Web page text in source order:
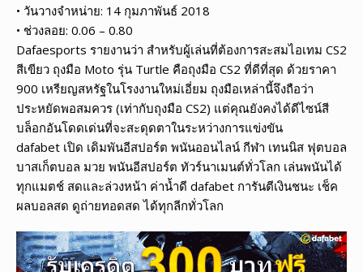
• วันวางจำหน่าย: 14 กุมภาพันธ์ 2018
• ช่วงลอย: 0.06 – 0.80
Dafaesports รายงานว่า สำหรับผู้เล่นที่ต้องการสะสมไอเทม CS2
สีเขียว ถุงมือ Moto รุ่น Turtle คือถุงมือ CS2 ที่ดีที่สุด ด้วยราคา
900 เหรียญสหรัฐในโรงงานใหม่เอี่ยม ถุงมือเหล่านี้จึงถือว่า
ประหยัดพอสมควร (เท่ากับถุงมือ CS2) แต่คุณยังคงได้ดีไซน์สี
บล็อกอันโดดเด่นที่จะสะดุดตาในระหว่างการแข่งขัน
dafabet เปิด เดิมพันอีสปอร์ต พนันออนไลน์ กีฬา เทนนิส ฟุตบอล
บาสเก็ตบอล มวย พนันอีสปอร์ต ทัวร์นาเมนต์ทั่วโลก เล่นพนันได้
ทุกแมตช์ สดและล่วงหน้า ค่าน้ำดี dafabet การันตีเงินชนะ เช็ค
ผลบอลสด ดูถ่ายทอดสด ได้ทุกลีกทั่วโลก